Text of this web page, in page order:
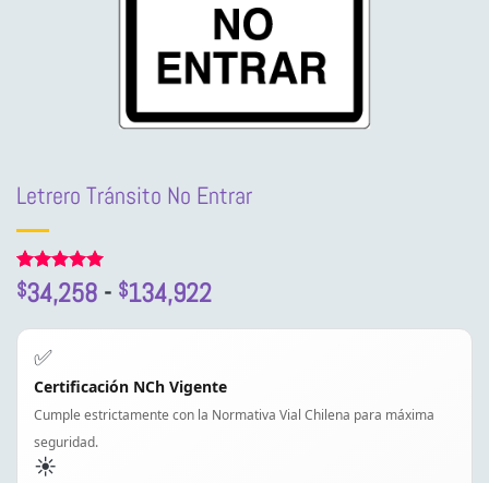
Letrero Tránsito No Entrar
Valorado
con5de 5
1
valoración
de un
cliente
$34,258 - $134,922Rango
$34,258
hasta
✅
Certificación NCh Vigente
Cumple estrictamente con la Normativa Vial Chilena para máxima
seguridad.
☀️